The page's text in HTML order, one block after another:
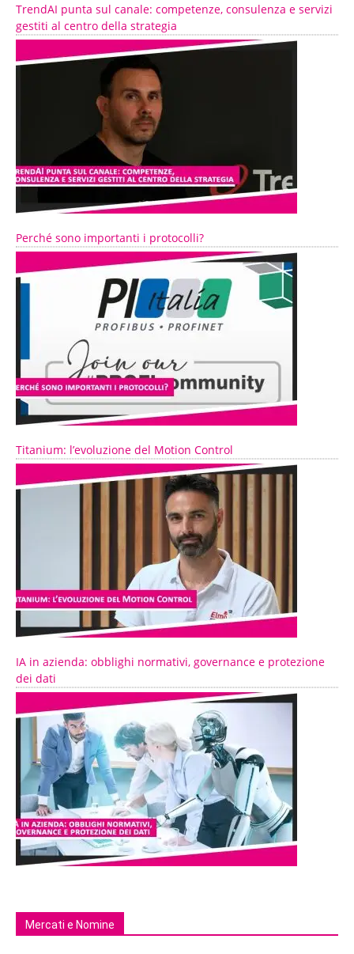
TrendAI punta sul canale: competenze, consulenza e servizi
gestiti al centro della strategia
Perché sono importanti i protocolli?
Titanium: l’evoluzione del Motion Control
IA in azienda: obblighi normativi, governance e protezione
dei dati
Mercati e Nomine